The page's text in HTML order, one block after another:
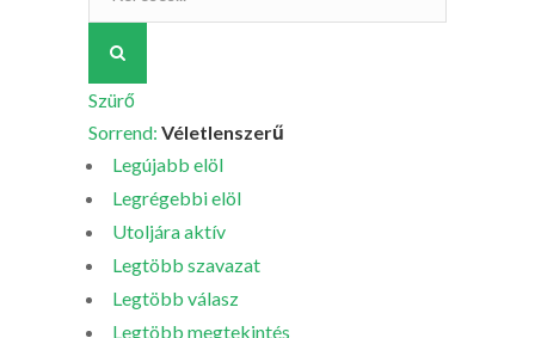
Szürő
Sorrend: Véletlenszerű
Legújabb elöl
Legrégebbi elöl
Utoljára aktív
Legtöbb szavazat
Legtöbb válasz
Legtöbb megtekintés